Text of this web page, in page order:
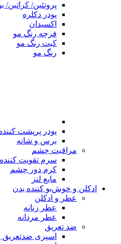
پروتئین/ کراتین/
پودر دکلره
اکسیدان
فرچه رنگ مو
کیت رنگ مو
رنگ مو
پودر پرپشت
برس و شانه
مراقبت چشم
سرم تقویت
کرم دور چشم
مایع لنز
ادکلن و خوش‌بو کننده بدن
عطر و ادکلن
عطر زنانه
عطر مردانه
ضد تعریق
اسپری ضدتعریق